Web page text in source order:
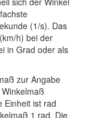
(1/s). Das
h) bei der
in Grad oder als
zur Angabe
Einheit ist rad
1 rad. Die